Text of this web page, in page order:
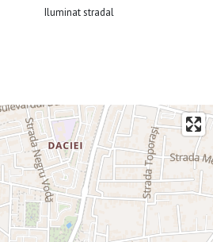
Iluminat stradal